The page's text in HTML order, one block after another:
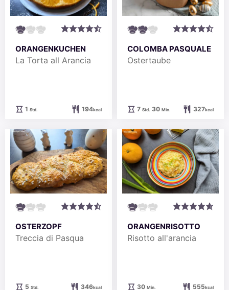
ORANGENKUCHEN
La Torta all Arancia
1Stunde
Std. 194kcal
COLOMBA PASQUALE
Ostertaube
7Stunden
Std. 30Minuten
Min. 327kcal
OSTERZOPF
Treccia di Pasqua
5Stunden
Std. 346kcal
ORANGENRISOTTO
Risotto all'arancia
30Minuten
Min. 555kcal